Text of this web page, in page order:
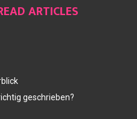
ARTICLES
geschrieben?